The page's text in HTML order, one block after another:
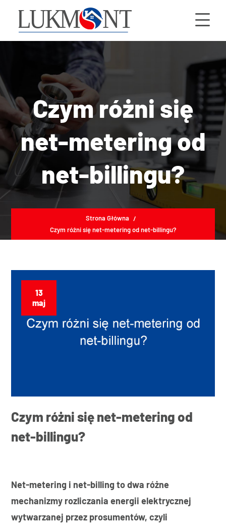
Czym różni się
net-metering od
net-billingu?
Strona Główna
Czym różni się net-metering od net-billingu?
13
maj
Czym różni się net-metering od
net-billingu?
Net-metering i net-billing to dwa różne
mechanizmy rozliczania energii elektrycznej
wytwarzanej przez prosumentów, czyli